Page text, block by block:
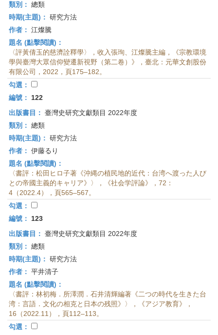
類別： 總類
時期(主題)： 研究方法
作者： 江燦騰
題名 (點擊閱讀)：
〈評黃倩玉的慈濟詮釋學〉，收入張珣、江燦騰主編，《宗教環境
學與臺灣大眾信仰變遷新視野（第二卷）》，臺北：元華文創股份
有限公司，2022，頁175–182。
勾選：
編號：
122
出版書目： 臺灣史研究文獻類目 2022年度
類別： 總類
時期(主題)： 研究方法
作者： 伊藤るり
題名 (點擊閱讀)：
〈書評：松田ヒロ子著《沖縄の植民地的近代：台湾へ渡った人び
との帝國主義的キャリア》〉，《社会学評論》，72：
4（2022.4），頁565–567。
勾選：
編號：
123
出版書目： 臺灣史研究文獻類目 2022年度
類別： 總類
時期(主題)： 研究方法
作者： 平井清子
題名 (點擊閱讀)：
〈書評：林初梅．所澤潤．石井清輝編著《二つの時代を生きた台
湾：言語．文化の相克と日本の残照》〉，《アジア教育》，
16（2022.11），頁112–113。
勾選：